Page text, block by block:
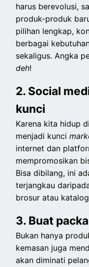
harus berevolusi,
produk-produk
pilihan lengkap,
berbagai
sekaligus. Angka
deh!
2. Social
kunci
Karena kita hidup
menjadi kunci
internet dan
mempromosikan
Bisa dibilang, ini
terjangkau
brosur atau
3. Buat
Bukan hanya
kemasan juga
akan diminati